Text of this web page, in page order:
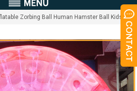
Zorbing Ball Human Hamster Ball Kids